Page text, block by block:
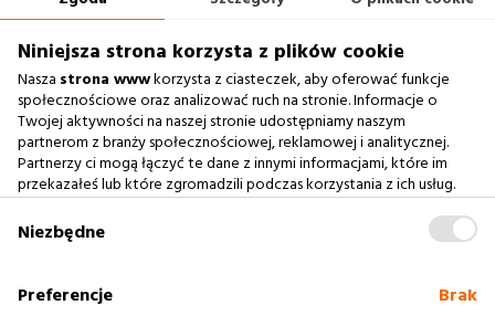
Zobacz również
Agencja Interaktywna
Baza Wiedzy
Polityka cookies
Niniejsza strona korzysta z plików cookie
Nasza strona wwwkorzysta z ciasteczek, aby oferować funkcje
społecznościowe oraz analizować ruch na stronie. Informacje o
Twojej aktywności na naszej stronie udostępniamy naszym
partnerom z branży społecznościowej, reklamowej i analitycznej.
Partnerzy ci mogą łączyć te dane z innymi informacjami, które im
przekazałeś lub które zgromadzili podczas korzystania z ich usług.
na prawidłowe działanie serwisu
Niezbędne
Preferencje Brak